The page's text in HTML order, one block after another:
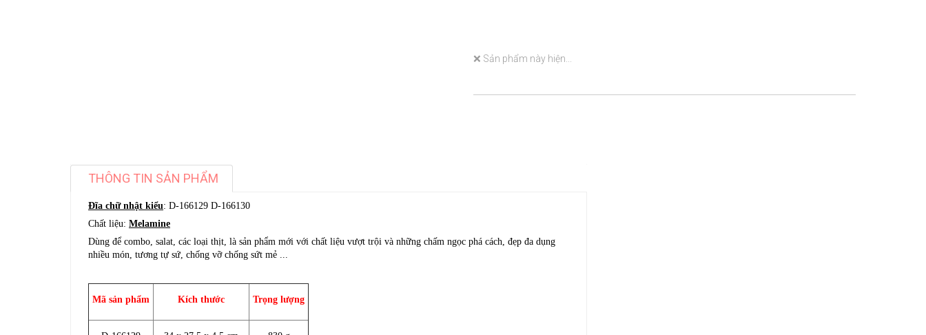
❌ Sản phẩm này hiện...
THÔNG TIN SẢN PHẨM
Đĩa chữ nhật kiểu: D-166129 D-166130
Chất liệu: Melamine
Dùng để combo, salat, các loại thịt, là sản phẩm mới với chất liệu vượt trội và những chấm ngọc phá cách, đẹp đa dụng
nhiều món, tương tự sứ, chống vỡ chống sứt mẻ ...
Mã sản phẩm Kích thước Trọng lượng